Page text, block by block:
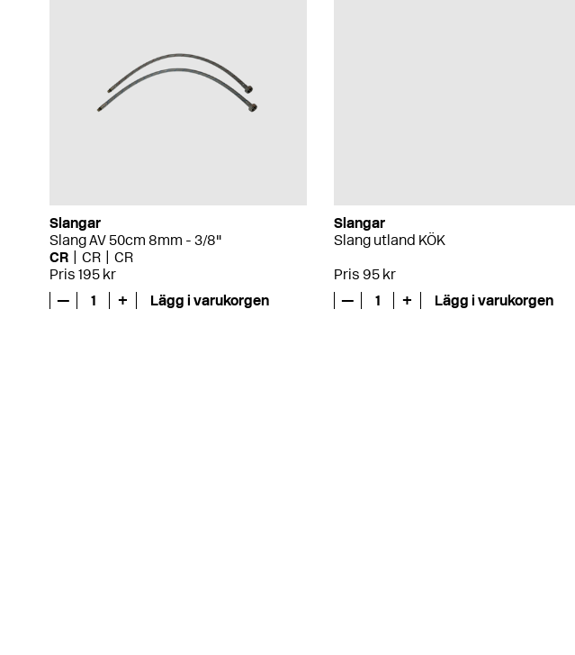
Slangar
Slang AV 50cm 8mm - 3/8"
CR
CR
CR
Pris 195 kr
—
1 + Lägg i varukorgen
Slangar
Slang utland KÖK
Pris 95 kr
—
1 + Lägg i varukorgen